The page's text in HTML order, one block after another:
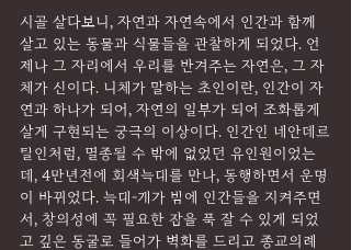
시골 살다보니, 자연과 자연속에서 인간과 함께
살고 있는 동물과 식물들을 관찰하게 되었다. 언
제나 그 자리에서 우리를 반겨주는 자연은, 그 자
체가 신이다. 니체가 말하는 초인이란, 인간이 자
연과 하나가 되어, 자연의 일부가 되어 조화롭게
살게 구현되는 궁극의 이상이다. 인간인 네안데르
탈인처럼, 멸종될 수 밖에 없었던 유인원이었는
데, 4만년전에 회색늑대를 만나, 동행하면서 운명
이 바뀌었다. 늑대-개가 밤에 인간들을 지켜주면
서, 창의성에 꼭 필요한 잠을 푹 잘 수 있게 되었
고 깊은 동굴로 들어가 벽화를 드리고 종교의례